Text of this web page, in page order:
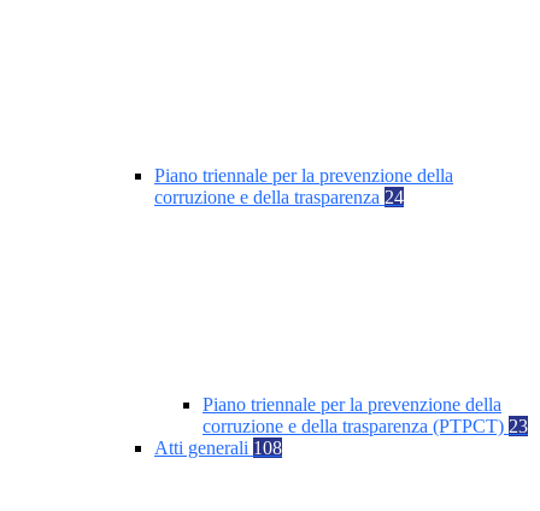
Piano triennale per la prevenzione della
corruzione e della trasparenza 24
Piano triennale per la prevenzione della
corruzione e della trasparenza (PTPCT) 23
Atti generali 108